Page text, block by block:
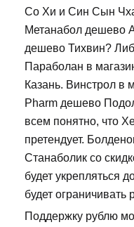
Со Хи и Син Сын
Метанабол дешево
дешево Тихвин?
Параболан в
Казань. Винстрол в
Pharm дешево
всем понятно, что
претендует.
Станаболик со
будет укрепляться
будет ограничивать
Поддержку рублю